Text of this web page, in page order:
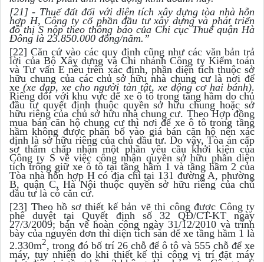
[21] - Thuế đất đối với diện tích xây dựng tòa nhà hỗn
hợp H, Công ty cổ phần đầu tư xây dựng và phát triển
đô thị S nộp theo thông báo của Chi cục Thuế quận Hà
Đông là 23.850.000 đồng/năm.”
[22] Căn cứ vào các quy định cũng như các văn bản trả
lời của Bộ Xây dựng và Chi nhánh Công ty Kiểm toán
và Tư vấn E nêu trên xác định, phần diện tích thuộc sở
hữu chung của các chủ sở hữu nhà chung cư là nơi để
xe(xe đạp, xe cho người tàn tật, xe động cơ hai bánh).
Riêng đối với khu vực để xe ô tô trong tầng hầm do chủ
đầu tư quyết định thuộc quyền sở hữu chung hoặc sở
hữu riêng của chủ sở hữu nhà chung cư. Theo Hợp đồng
mua bán căn hộ chung cư thì nơi để xe ô tô trong tầng
hầm không được phân bổ vào giá bán căn hộ nên xác
định là sở hữu riêng của chủ đầu tư. Do vậy, Tòa án cấp
sơ thẩm chấp nhận một phần yêu cầu khởi kiện của
Công ty S về việc công nhận quyền sở hữu phần diện
tích trông giữ xe ô tô tại tầng hầm 1 và tầng hầm 2 của
Tòa nhà hỗn hợp H có địa chỉ tại 131 đường A, phường
B, quận C, Hà Nội thuộc quyền sở hữu riêng của chủ
đầu tư là có căn cứ.
[23] Theo hồ sơ thiết kế bản vẽ thi công được Công ty
phê duyệt tại Quyết định số 32 QĐ/CT-KT ngày
27/3/2009; bản vẽ hoàn công ngày 31/12/2010 và trình
bày của nguyên đơn thì diện tích sàn để xe tầng hầm 1 là
2.330m2, trong đó bố trí 26 chỗ để ô tô và 555 chỗ để xe
máy, tuy nhiên do khi thiết kế thi công vị trí đặt máy